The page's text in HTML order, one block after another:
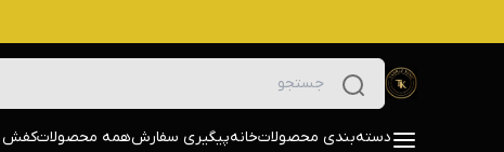
دسته‌بندی محصولاتخانهپیگیری سفارشهمه محصولاتکفش